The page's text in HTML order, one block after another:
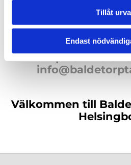
Tillåt
Endast
Hos oss får du
bemötande i en
Boka ditt besök
oss på042-13 62
Välkommen till